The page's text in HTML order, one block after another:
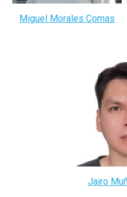
Miguel Morales Comas
Jairo